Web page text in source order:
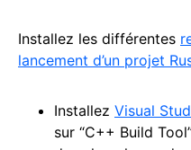
Installez les différentes
lancement d’un projet
Installez Visual
sur “C++ Build